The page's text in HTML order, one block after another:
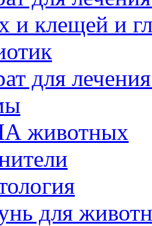
и клещей и
для
животных
для